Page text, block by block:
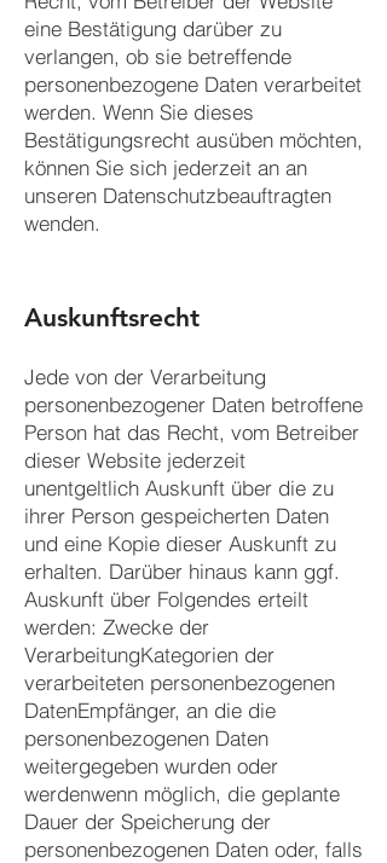
eine Bestätigung darüber zu
verlangen, ob sie betreffende
personenbezogene Daten verarbeitet
werden. Wenn Sie dieses
Bestätigungsrecht ausüben möchten,
können Sie sich jederzeit an an
unseren Datenschutzbeauftragten
wenden.
Auskunftsrecht
Jede von der Verarbeitung
personenbezogener Daten betroffene
Person hat das Recht, vom Betreiber
dieser Website jederzeit
unentgeltlich Auskunft über die zu
ihrer Person gespeicherten Daten
und eine Kopie dieser Auskunft zu
erhalten. Darüber hinaus kann ggf.
Auskunft über Folgendes erteilt
werden: Zwecke der
VerarbeitungKategorien der
verarbeiteten personenbezogenen
DatenEmpfänger, an die die
personenbezogenen Daten
weitergegeben wurden oder
werdenwenn möglich, die geplante
Dauer der Speicherung der
personenbezogenen Daten oder, falls